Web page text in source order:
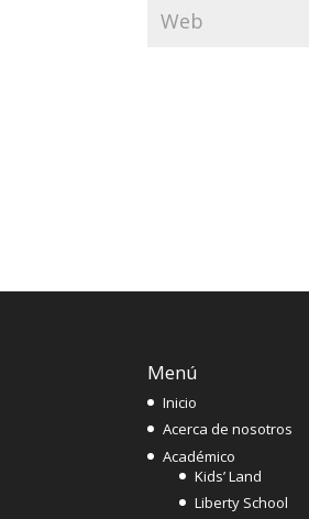
Menú
Inicio
Acerca de nosotros
Académico
Kids’ Land
Liberty School